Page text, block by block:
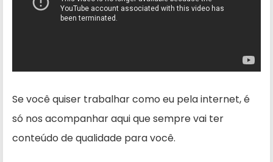
Se você quiser trabalhar como eu pela internet, é
só nos acompanhar aqui que sempre vai ter
conteúdo de qualidade para você.